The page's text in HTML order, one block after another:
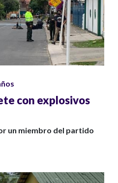
con explosivos
un miembro del partido